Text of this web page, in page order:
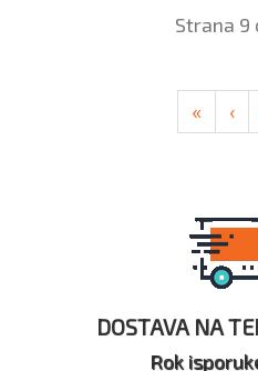
Strana 9
« ‹
DOSTAVA NA
Rok